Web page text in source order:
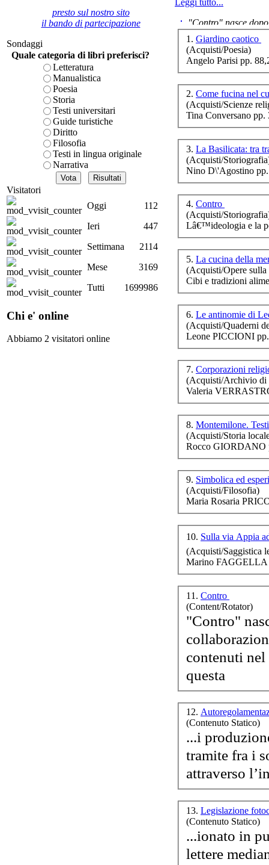
Il
presto sul nostro sito
il bando di partecipazione
Sondaggi
Quale categoria di libri preferisci?
Letteratura
Manualistica
Poesia
Storia
Testi universitari
Guide turistiche
Diritto
Filosofia
Testi in lingua originale
Narrativa
Visitatori
Oggi
112
Ieri
447
Settimana
2114
Mese
3169
Tutti
1699986
Chi e' online
Abbiamo 2 visitatori online
Leggi tutto...
"Contro" nasce
cominciato con la
ripensaremarx. i saggi
questa collaborazione
è teorica, sempre però
presente fase.
Acquista ora...
cURL error 28: Failed
80 after 7131 ms:
1. Giardino caotico
(Acquisti/Poesia)
Angelo Parisi pp.
2. Come fucina nel
(Acquisti/Scienze
Tina Conversano pp.
3. La Basilicata: tra
(Acquisti/
Nino D\'Agostino
4. Contro
(Acquisti/
Lâ€™ideologia e la
5. La cucina della
(Acquisti/Opere sulla
Cibi e tradizioni
6. Le antinomie di
(Acquisti/Quaderni
Leone PICCIONI
7. Corporazioni
(Acquisti/Archivio di
Valeria
8. Montemilone.
(Acquisti/Storia
Rocco GIORDANO
9. Simbolica ed
(Acquisti/Filosofia)
Maria Rosaria
10. Sulla via Appia
(Acquisti/Saggistica
Marino FAGGELLA
11. Contro
(Content/Rotator)
"Contro"
collaborazio
contenuti
questa
12.
(Contenuto Statico)
...i
tramite fra i
attraverso
13. Legislazione
(Contenuto Statico)
...ionato in pubblico; c) compie i fatti
lettere